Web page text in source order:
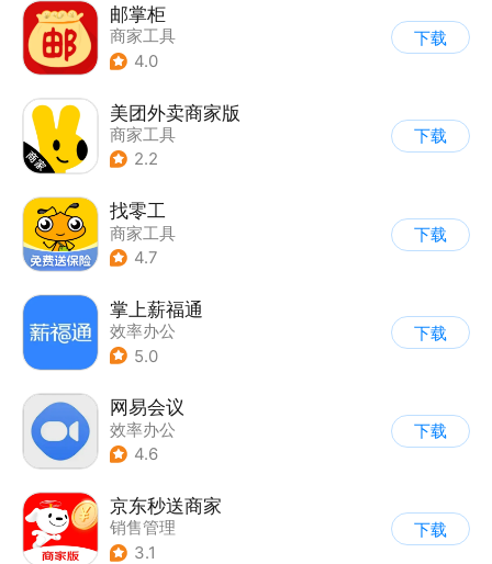
邮掌柜
商家工具
4.0
下载
美团外卖商家版
商家工具
2.2
下载
找零工
商家工具
4.7
下载
掌上薪福通
效率办公
5.0
下载
网易会议
效率办公
4.6
下载
京东秒送商家
销售管理
3.1
下载